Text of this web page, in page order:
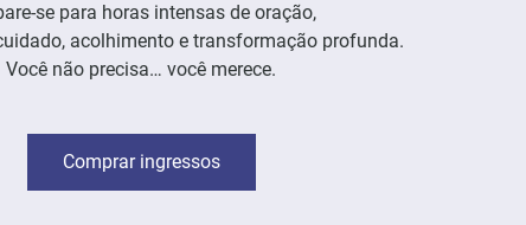
se para horas intensas de oração,
acolhimento e transformação profunda.
Você não precisa… você merece.
Comprar ingressos